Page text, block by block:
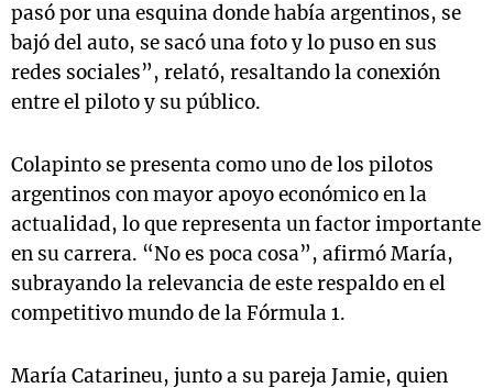
pasó por una esquina donde había argentinos, se
bajó del auto, se sacó una foto y lo puso en sus
redes sociales”, relató, resaltando la conexión
entre el piloto y su público.
Colapinto se presenta como uno de los pilotos
argentinos con mayor apoyo económico en la
actualidad, lo que representa un factor importante
en su carrera. “No es poca cosa”, afirmó María,
subrayando la relevancia de este respaldo en el
competitivo mundo de la Fórmula 1.
María Catarineu, junto a su pareja Jamie, quien